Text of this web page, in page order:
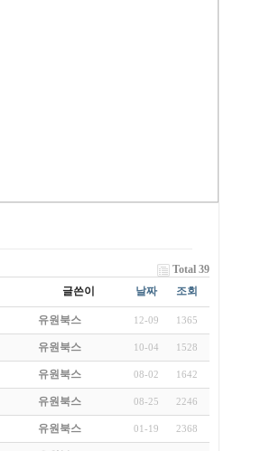
Total 39
글쓴이 날짜 조회
유원북스 12-09 1365
유원북스 10-04 1528
유원북스 08-02 1642
유원북스 08-25 2246
유원북스 01-19 2368